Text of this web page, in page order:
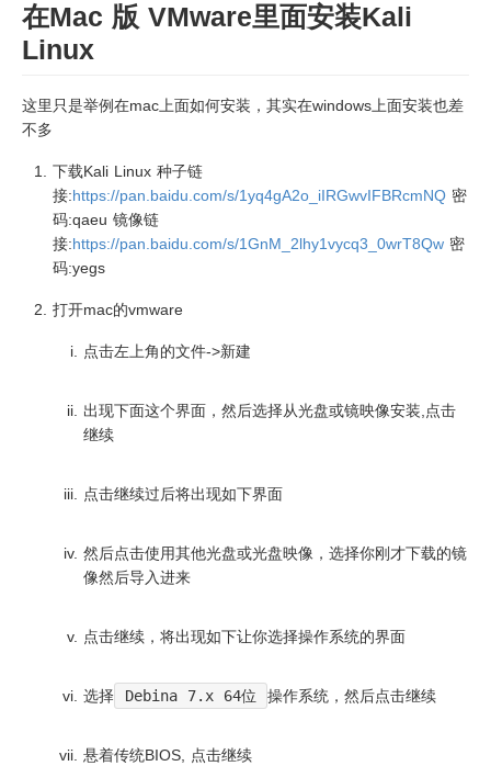
在Mac 版 VMware里面安装Kali
Linux
这里只是举例在mac上面如何安装，其实在windows上面安装也差
不多
下载Kali Linux 种子链
接:https://pan.baidu.com/s/1yq4gA2o_iIRGwvIFBRcmNQ 密
码:qaeu 镜像链
接:https://pan.baidu.com/s/1GnM_2lhy1vycq3_0wrT8Qw 密
码:yegs
打开mac的vmware
点击左上角的文件->新建
出现下面这个界面，然后选择从光盘或镜映像安装,点击
继续
点击继续过后将出现如下界面
然后点击使用其他光盘或光盘映像，选择你刚才下载的镜
像然后导入进来
点击继续，将出现如下让你选择操作系统的界面
选择 Debina 7.x 64位 操作系统，然后点击继续
悬着传统BIOS, 点击继续